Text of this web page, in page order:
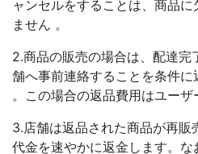
ャンセルをすることは、商品
ません 。
2.商品の販売の場合は、配達完
舗へ事前連絡することを条件
。この場合の返品費用はユーザ
3.店舗は返品された商品が再販
代金を速やかに返金します。